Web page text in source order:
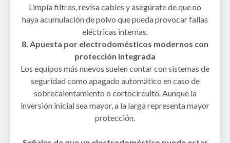
Limpia filtros, revisa cables y asegúrate de que no
haya acumulación de polvo que pueda provocar fallas
eléctricas internas.
8. Apuesta por electrodomésticos modernos con
protección integrada
Los equipos más nuevos suelen contar con sistemas de
seguridad como apagado automático en caso de
sobrecalentamiento o cortocircuito. Aunque la
inversión inicial sea mayor, a la larga representa mayor
protección.